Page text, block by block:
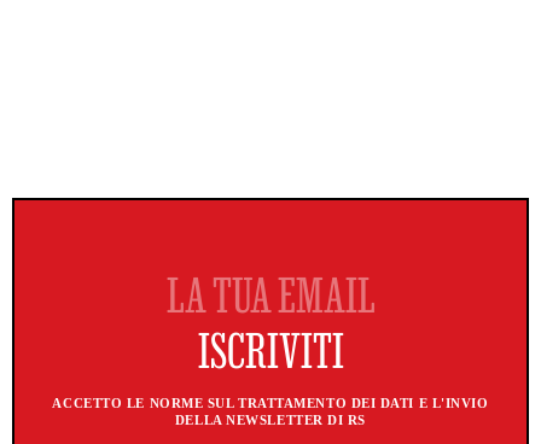
ACCETTO LE NORME SUL TRATTAMENTO DEI DATI E L'INVIO
DELLA NEWSLETTER DI RS